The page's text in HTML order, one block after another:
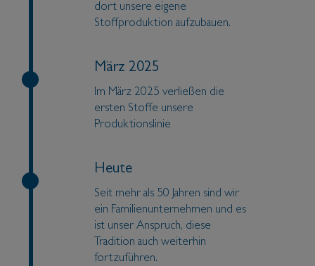
dort unsere eigene
Stoffproduktion aufzubauen.
März 2025
Im März 2025 verließen die
ersten Stoffe unsere
Produktionslinie
Heute
Seit mehr als 50 Jahren sind wir
ein Familienunternehmen und es
ist unser Anspruch, diese
Tradition auch weiterhin
fortzuführen.